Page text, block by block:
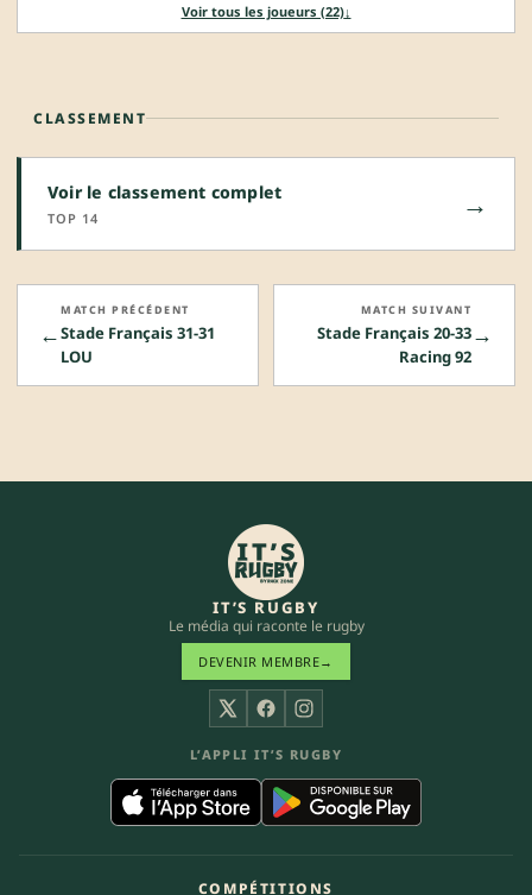
Voir tous les joueurs (22)↓
CLASSEMENT
Voir le classement complet
TOP 14 →
←
MATCH PRÉCÉDENT
Stade Français 31-31
LOU
→
MATCH SUIVANT
Stade Français 20-33
Racing 92
IT’S RUGBY
Le média qui raconte le rugby
DEVENIR MEMBRE→
X FacebookInstagram
L’APPLI IT’S RUGBY
COMPÉTITIONS